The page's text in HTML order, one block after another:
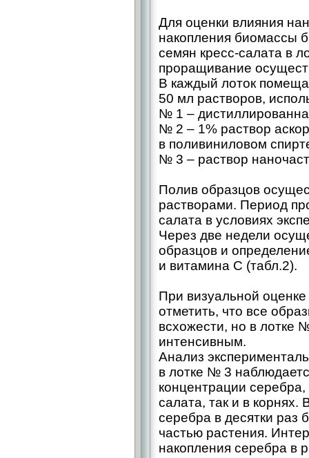
Для оценки влияния
накопления биомассы
семян кресс-салата в
проращивание
В каждый лоток
50 мл растворов,
№ 1 –
№ 2 – 1% раствор
в поливиниловом
№ 3 – раствор
Полив образцов
растворами. Период
салата в условиях
Через две недели
образцов и
и витамина С (табл.2).
При визуальной
отметить, что все
всхожести, но в лотке
интенсивным.
Анализ
в лотке № 3
концентрации серебра,
салата, так и в корнях.
серебра в десятки раз
частью растения.
накопления серебра в